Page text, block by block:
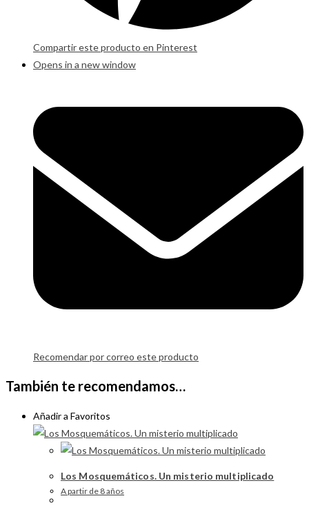
Compartir este producto en Pinterest
Opens in a new window
Recomendar por correo este producto
También te recomendamos…
Añadir a Favoritos
Los Mosquemáticos. Un misterio multiplicado
A partir de 8 años